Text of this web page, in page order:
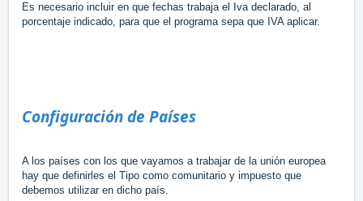
Es necesario incluir en que fechas trabaja el Iva declarado, al
porcentaje indicado, para que el programa sepa que IVA aplicar.
Configuración de Países
A los países con los que vayamos a trabajar de la unión europea
hay que definirles el Tipo como comunitario y impuesto que
debemos utilizar en dicho país.